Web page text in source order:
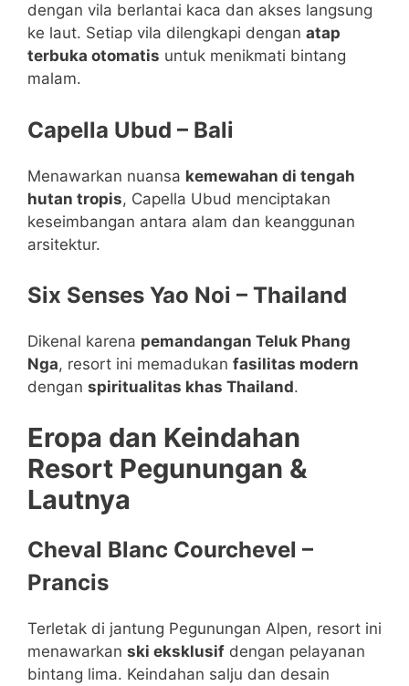
dengan vila berlantai kaca dan akses langsung
ke laut. Setiap vila dilengkapi dengan atap
terbuka otomatis untuk menikmati bintang
malam.
Capella Ubud – Bali
Menawarkan nuansa kemewahan di tengah
hutan tropis, Capella Ubud menciptakan
keseimbangan antara alam dan keanggunan
arsitektur.
Six Senses Yao Noi – Thailand
Dikenal karena pemandangan Teluk Phang
Nga, resort ini memadukan fasilitas modern
dengan spiritualitas khas Thailand.
Eropa dan Keindahan
Resort Pegunungan &
Lautnya
Cheval Blanc Courchevel –
Prancis
Terletak di jantung Pegunungan Alpen, resort ini
menawarkan ski eksklusif dengan pelayanan
bintang lima. Keindahan salju dan desain